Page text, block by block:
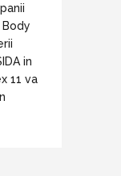
Body
in
11 va